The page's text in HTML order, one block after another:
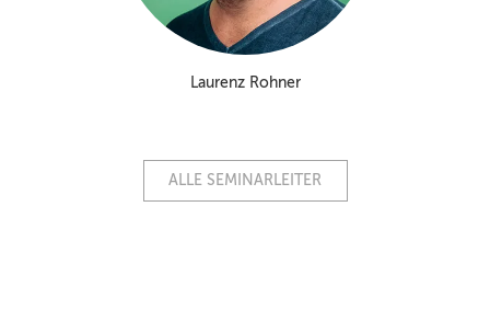
Laurenz Rohner
ALLE SEMINARLEITER